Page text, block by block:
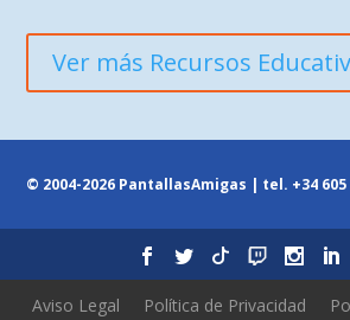
Ver más Recursos
© 2004-2026 PantallasAmigas | tel. +34 605
Aviso Legal Política de Privacidad